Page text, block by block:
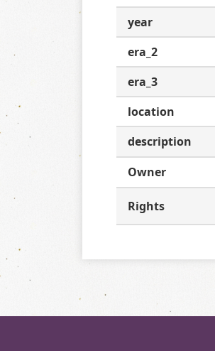
year
era_2
era_3
location
description
Owner
Rights